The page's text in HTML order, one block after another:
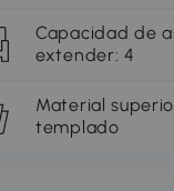
Capacidad de
extender: 4
Material
templado